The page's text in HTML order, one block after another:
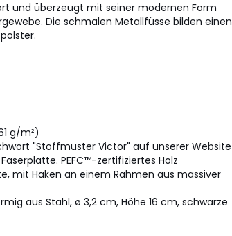
und überzeugt mit seiner modernen Form
Die schmalen Metallfüsse bilden einen
g/m²)
"Stoffmuster Victor" auf unserer Website
PEFC™-zertifiziertes Holz
mit Haken an einem Rahmen aus massiver
aus Stahl, ø 3,2 cm, Höhe 16 cm, schwarze